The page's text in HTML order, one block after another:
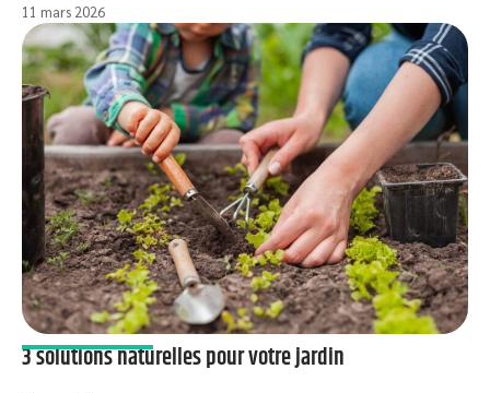
11 mars 2026
3 solutions naturelles pour votre jardin